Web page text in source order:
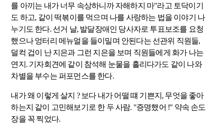
를 아끼는 내가 너무 속상하니까 자해하지 마"라고 토닥이기
도 하고, 같이 떡볶이를 먹으며 나를 사랑하는 법을 이야기 나
누기도 한다. 선거 날, 발달장애인 당사자로 투표보조를 요청
했으나 엉터리 메뉴얼을 들이밀며 안된다는 선관위 직원들,
덜컥 겁이 난 지은과 그런 지은을 보며 직원들에게 화가 나는
연지. 기자회견에 같이 참석해 눈물을 흘리다가도 같이 나와
차별을 부수는 퍼포먼스를 한다.
내가 왜 이렇게 살지 ? 보다 내가 어떨 떄 기쁜지, 무엇을 좋아
하는지 같이 고민해보기로 한 두 사람. "증명했어 !" 약속 손도
장을 꼭 찍었다.